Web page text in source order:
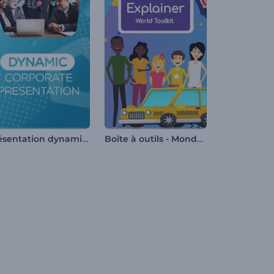
Présentation dynamique de l'entreprise Boîte à outils - Monde de vidéos explicatives